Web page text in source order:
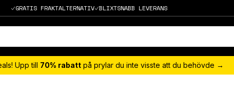
GRATIS FRAKTALTERNATIV BLIXTSNABB LEVERANS
Upp till 70% rabatt på prylar du inte visste att du behövde →